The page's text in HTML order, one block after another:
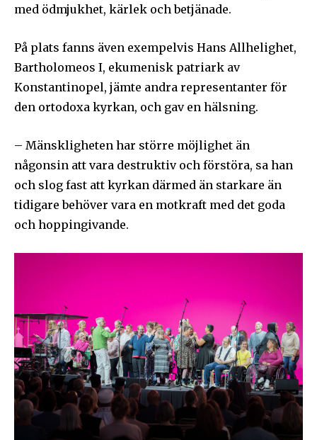
med ödmjukhet, kärlek och betjänade.
På plats fanns även exempelvis Hans Allhelighet,
Bartholomeos I, ekumenisk patriark av
Konstantinopel, jämte andra representanter för
den ortodoxa kyrkan, och gav en hälsning.
– Mänskligheten har större möjlighet än
någonsin att vara destruktiv och förstöra, sa han
och slog fast att kyrkan därmed än starkare än
tidigare behöver vara en motkraft med det goda
och hoppingivande.